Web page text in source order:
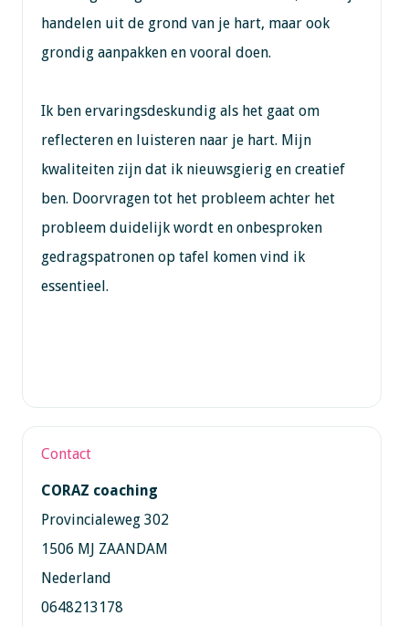
handelen uit de grond van je hart, maar ook
grondig aanpakken en vooral doen.
Ik ben ervaringsdeskundig als het gaat om
reflecteren en luisteren naar je hart. Mijn
kwaliteiten zijn dat ik nieuwsgierig en creatief
ben. Doorvragen tot het probleem achter het
probleem duidelijk wordt en onbesproken
gedragspatronen op tafel komen vind ik
essentieel.
Contact
CORAZ coaching
Provincialeweg 302
1506 MJ ZAANDAM
Nederland
0648213178